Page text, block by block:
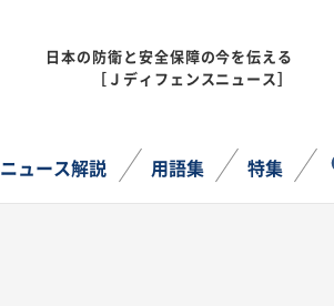
日本の防衛と安全保障の今を伝える
［Ｊディフェンスニュース］
ニュース解説 用語集 特集